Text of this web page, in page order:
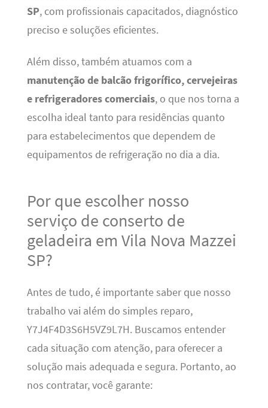
SP, com profissionais capacitados, diagnóstico
preciso e soluções eficientes.
Além disso, também atuamos com a
manutenção de balcão frigorífico, cervejeiras
e refrigeradores comerciais, o que nos torna a
escolha ideal tanto para residências quanto
para estabelecimentos que dependem de
equipamentos de refrigeração no dia a dia.
Por que escolher nosso
serviço de conserto de
geladeira em Vila Nova Mazzei
SP?
Antes de tudo, é importante saber que nosso
trabalho vai além do simples reparo,
Y7J4F4D3S6H5VZ9L7H. Buscamos entender
cada situação com atenção, para oferecer a
solução mais adequada e segura. Portanto, ao
nos contratar, você garante: